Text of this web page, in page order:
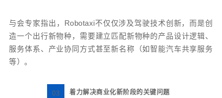
与会专家指出，Robotaxi不仅仅涉及驾驶技术创新，而是创
造一个出行新物种，需要建立匹配新物种的产品设计逻辑、
服务体系、产业协同方式甚至新名称（如智能汽车共享服务
等）。
03 着力解决商业化新阶段的关键问题